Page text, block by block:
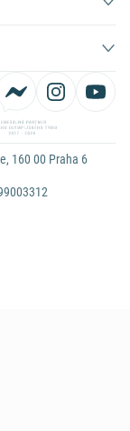
160 00 Praha 6